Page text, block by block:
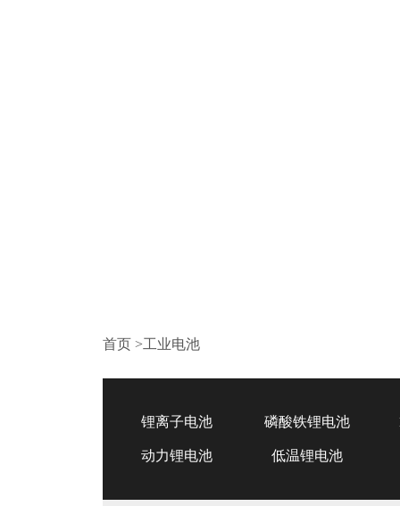
首页 >工业电池
锂离子电池 磷酸铁锂电池
动力锂电池 低温锂电池